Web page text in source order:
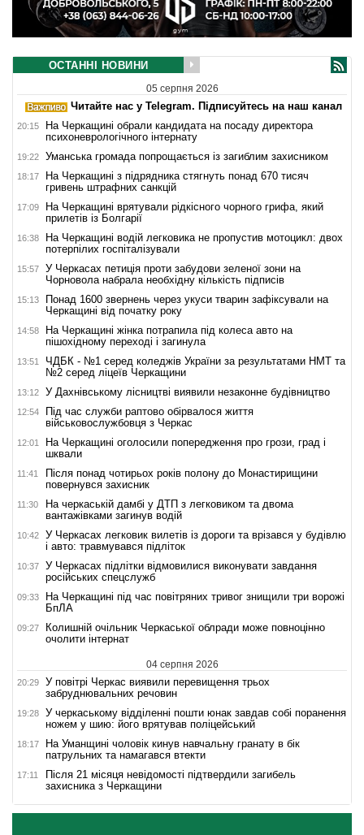
ОСТАННІ НОВИНИ
05 серпня 2026
Читайте нас у Telegram. Підписуйтесь на наш канал
20:15
На Черкащині обрали кандидата на посаду директора
психоневрологічного інтернату
19:22 Уманська громада попрощається із загиблим захисником
18:17
На Черкащині з підрядника стягнуть понад 670 тисяч
гривень штрафних санкцій
17:09
На Черкащині врятували рідкісного чорного грифа, який
прилетів із Болгарії
16:38
На Черкащині водій легковика не пропустив мотоцикл: двох
потерпілих госпіталізували
15:57
У Черкасах петиція проти забудови зеленої зони на
Чорновола набрала необхідну кількість підписів
15:13
Понад 1600 звернень через укуси тварин зафіксували на
Черкащині від початку року
14:58
На Черкащині жінка потрапила під колеса авто на
пішохідному переході і загинула
13:51
ЧДБК - №1 серед коледжів України за результатами НМТ та
№2 серед ліцеїв Черкащини
13:12 У Дахнівському лісництві виявили незаконне будівництво
12:54
Під час служби раптово обірвалося життя
військовослужбовця з Черкас
12:01
На Черкащині оголосили попередження про грози, град і
шквали
11:41
Після понад чотирьох років полону до Монастирищини
повернувся захисник
11:30
На черкаській дамбі у ДТП з легковиком та двома
вантажівками загинув водій
10:42
У Черкасах легковик вилетів із дороги та врізався у будівлю
і авто: травмувався підліток
10:37
У Черкасах підлітки відмовилися виконувати завдання
російських спецслужб
09:33
На Черкащині під час повітряних тривог знищили три ворожі
БпЛА
09:27
Колишній очільник Черкаської облради може повноцінно
очолити інтернат
04 серпня 2026
20:29
У повітрі Черкас виявили перевищення трьох
забруднювальних речовин
19:28
У черкаському відділенні пошти юнак завдав собі поранення
ножем у шию: його врятував поліцейський
18:17
На Уманщині чоловік кинув навчальну гранату в бік
патрульних та намагався втекти
17:11
Після 21 місяця невідомості підтвердили загибель
захисника з Черкащини